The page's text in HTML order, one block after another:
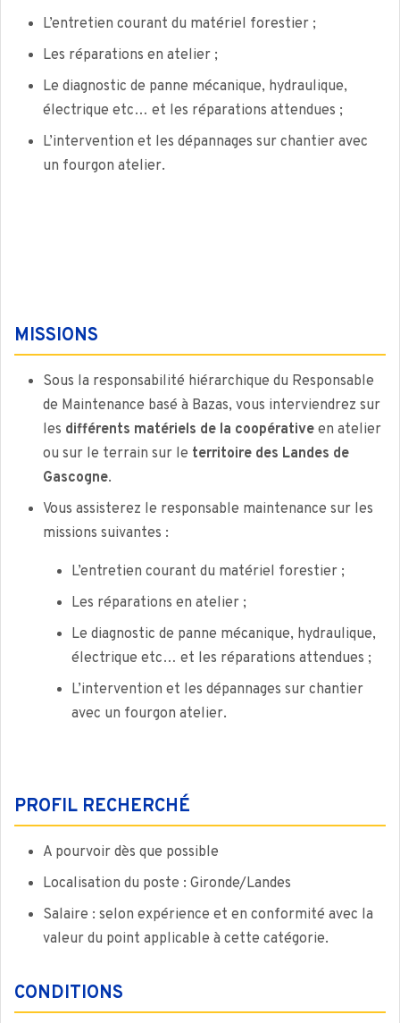
L’entretien courant du matériel forestier ;
Les réparations en atelier ;
Le diagnostic de panne mécanique, hydraulique,
électrique etc… et les réparations attendues ;
L’intervention et les dépannages sur chantier avec
un fourgon atelier.
MISSIONS
Sous la responsabilité hiérarchique du Responsable
de Maintenance basé à Bazas, vous interviendrez sur
les différents matériels de la coopérative en atelier
ou sur le terrain sur le territoire des Landes de
Gascogne.
Vous assisterez le responsable maintenance sur les
missions suivantes :
L’entretien courant du matériel forestier ;
Les réparations en atelier ;
Le diagnostic de panne mécanique, hydraulique,
électrique etc… et les réparations attendues ;
L’intervention et les dépannages sur chantier
avec un fourgon atelier.
PROFIL RECHERCHÉ
A pourvoir dès que possible
Localisation du poste : Gironde/Landes
Salaire : selon expérience et en conformité avec la
valeur du point applicable à cette catégorie.
CONDITIONS